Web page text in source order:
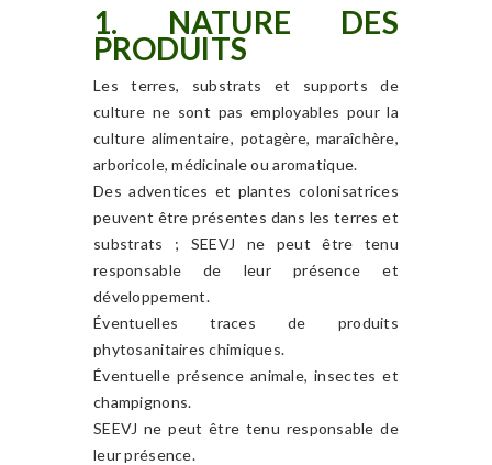
1. NATURE DES
PRODUITS
Les terres, substrats et supports de
culture ne sont pas employables pour la
culture alimentaire, potagère, maraîchère,
arboricole, médicinale ou aromatique.
Des adventices et plantes colonisatrices
peuvent être présentes dans les terres et
substrats ; SEEVJ ne peut être tenu
responsable de leur présence et
développement.
Éventuelles traces de produits
phytosanitaires chimiques.
Éventuelle présence animale, insectes et
champignons.
SEEVJ ne peut être tenu responsable de
leur présence.